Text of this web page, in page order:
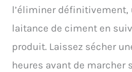
l’éliminer
laitance de ciment en
produit. Laissez sécher
heures avant de marcher